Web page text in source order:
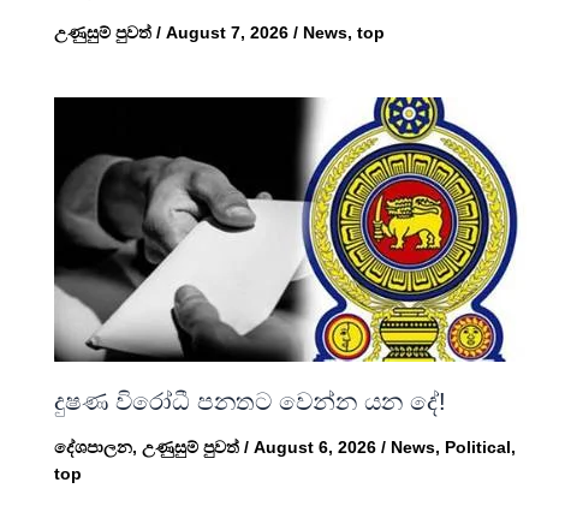
උණුසුම් පුවත් / August 7, 2026 / News, top
දුෂණ විරෝධී පනතට වෙන්න යන දේ!
දේශපාලන, උණුසුම් පුවත් / August 6, 2026 / News, Political,
top